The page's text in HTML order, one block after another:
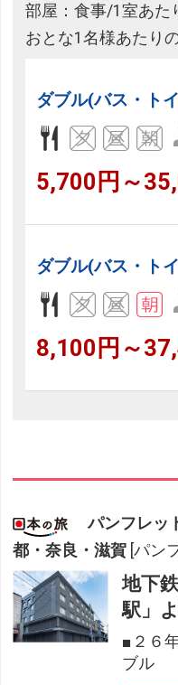
部屋：食事/1室あた
おとな1名様あたり
ダブル(バス・ト
5,700円～
ダブル(バス・ト
8,100円～
パンフレッ
都・奈良・滋賀 [パン
地下
駅」
■２６
ブル